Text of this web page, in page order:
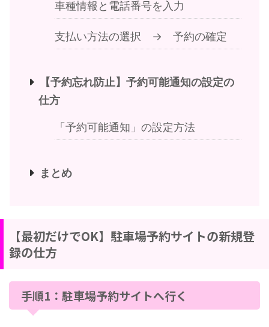
車種情報と電話番号を入力
支払い方法の選択 → 予約の確定
【予約忘れ防止】予約可能通知の設定の
仕方
「予約可能通知」の設定方法
まとめ
【最初だけでOK】駐車場予約サイトの新規登
録の仕方
手順1：駐車場予約サイトへ行く